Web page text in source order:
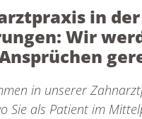
in
Wir
in unserer
Sie als Patient im